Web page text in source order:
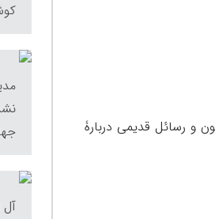
تا صحّافی؛ 2. آگاهی فرنگیان با صحافی ایرانی؛ 3. آشنایی ایرانیان با صحافی فرنگی؛ 4. متون و رسائل قدیمی دربارۀ
آل